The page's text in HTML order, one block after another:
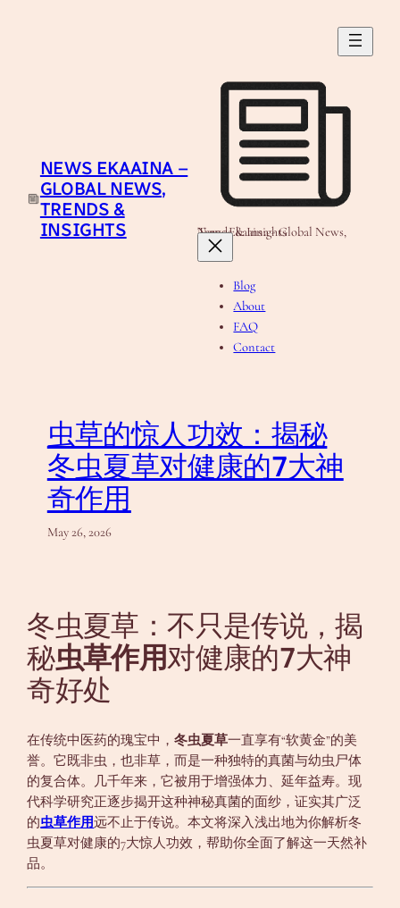
NEWS EKAAINA –
GLOBAL NEWS,
TRENDS &
INSIGHTS
News Ekaaina - Global News, Trends & Insights
Blog
About
FAQ
Contact
虫草的惊人功效：揭秘
冬虫夏草对健康的7大神
奇作用
May 26, 2026
冬虫夏草：不只是传说，揭
秘虫草作用对健康的7大神
奇好处
在传统中医药的瑰宝中，冬虫夏草一直享有“软黄金”的美
誉。它既非虫，也非草，而是一种独特的真菌与幼虫尸体
的复合体。几千年来，它被用于增强体力、延年益寿。现
代科学研究正逐步揭开这种神秘真菌的面纱，证实其广泛
的虫草作用远不止于传说。本文将深入浅出地为你解析冬
虫夏草对健康的7大惊人功效，帮助你全面了解这一天然补
品。